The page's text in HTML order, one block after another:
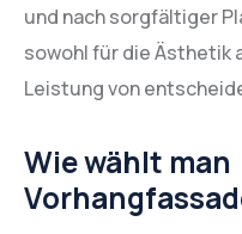
und nach sorgfältiger
sowohl für die Ästhetik
Leistung von
Wie wählt man